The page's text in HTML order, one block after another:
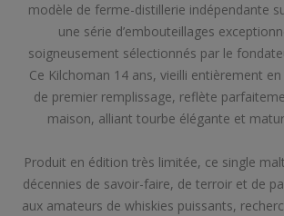
modèle de ferme-distillerie indépendante
une série d’embouteillages
soigneusement sélectionnés par le
Ce Kilchoman 14 ans, vieilli entièrement
de premier remplissage, reflète
maison, alliant tourbe élégante et
Produit en édition très limitée, ce single
décennies de savoir-faire, de terroir et de
aux amateurs de whiskies puissants,